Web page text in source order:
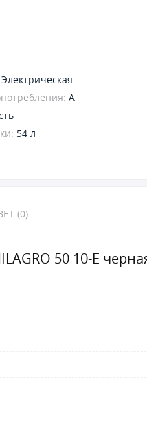
Электрическая
A
54 л
(0)
50 10-E